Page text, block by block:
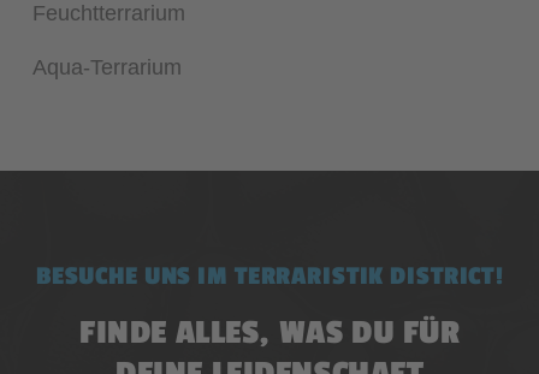
Feuchtterrarium
Aqua-Terrarium
BESUCHE UNS IM TERRARISTIK DISTRICT!
FINDE ALLES, WAS DU FÜR